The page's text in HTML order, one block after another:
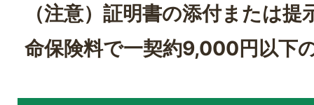
（注意）証明書の添付または
命保険料で一契約9,000円以下